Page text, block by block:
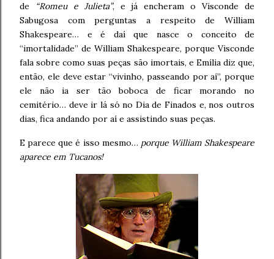
de
“Romeu e Julieta”, e já encheram o Visconde de
Sabugosa com perguntas a respeito de William
Shakespeare… e é daí que nasce o conceito de
“imortalidade” de William Shakespeare, porque Visconde
fala sobre como suas peças são imortais, e Emília diz que,
então, ele deve estar “vivinho, passeando por aí”, porque
ele não ia ser tão boboca de ficar morando no
cemitério… deve ir lá só no Dia de Finados e, nos outros
dias, fica andando por aí e assistindo suas peças.
E parece que é isso mesmo… porque William Shakespeare
aparece em Tucanos!